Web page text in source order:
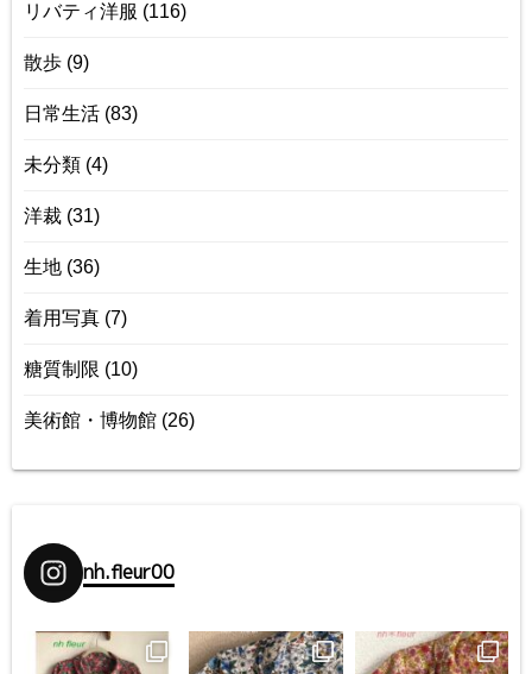
リバティ洋服 (116)
散歩 (9)
日常生活 (83)
未分類 (4)
洋裁 (31)
生地 (36)
着用写真 (7)
糖質制限 (10)
美術館・博物館 (26)
nh.fleur00